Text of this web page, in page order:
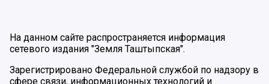
На данном сайте распространяется информация
сетевого издания "Земля Таштыпская".
Зарегистрировано Федеральной службой по надзору в
сфере связи, информационных технологий и